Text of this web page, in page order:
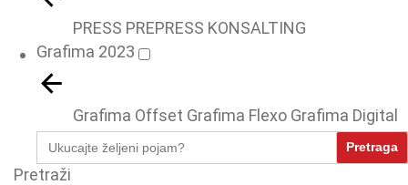
PRESS PREPRESS KONSALTING
Grafima 2023
Grafima Offset Grafima Flexo Grafima Digital
Search
for:
Pretraži